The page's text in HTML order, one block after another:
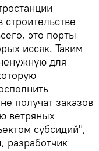
это порты
иссяк. Таким
для
получат заказов
ветряных
субсидий",
разработчик